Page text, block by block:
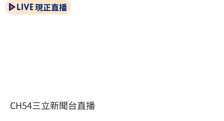
現正直播
CH54三立新聞台直播